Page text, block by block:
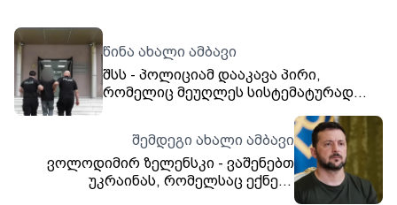
წინა ახალი ამბავი
შსს - პოლიციამ დააკავა პირი,
რომელიც მეუღლეს სისტემატურად
შეურაცხყოფას - ბრალდებულმა
სხვადასხვა დროს ფიზიკური
შეურაცხყოფა მიაყენა შვილებსაც
შემდეგი ახალი ამბავი
ვოლოდიმირ ზელენსკი - ვაშენებთ
უკრაინას, რომელსაც ექნება